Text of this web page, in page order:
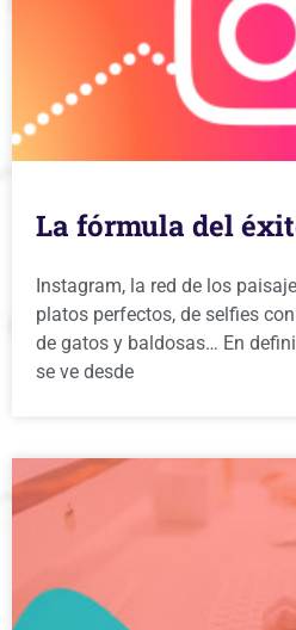
La fórmula del
Instagram, la red de los
platos perfectos, de selfies
de gatos y baldosas… En
se ve desde